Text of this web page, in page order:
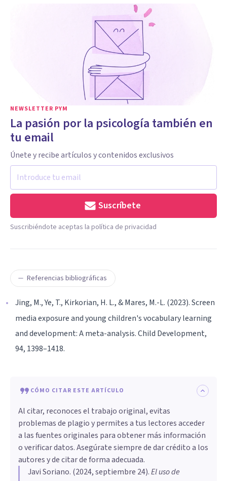
NEWSLETTER PYM
La pasión por la psicología también en
tu email
Únete y recibe artículos y contenidos exclusivos
Suscríbete
Suscribiéndote aceptas la política de privacidad
Referencias bibliográficas
Jing, M., Ye, T., Kirkorian, H. L., & Mares, M.-L. (2023). Screen
media exposure and young children's vocabulary learning
and development: A meta-analysis. Child Development,
94, 1398–1418.
CÓMO CITAR ESTE ARTÍCULO
Al citar, reconoces el trabajo original, evitas
problemas de plagio y permites a tus lectores acceder
a las fuentes originales para obtener más información
o verificar datos. Asegúrate siempre de dar crédito a los
autores y de citar de forma adecuada.
Javi Soriano. (2024, septiembre 24).El uso de